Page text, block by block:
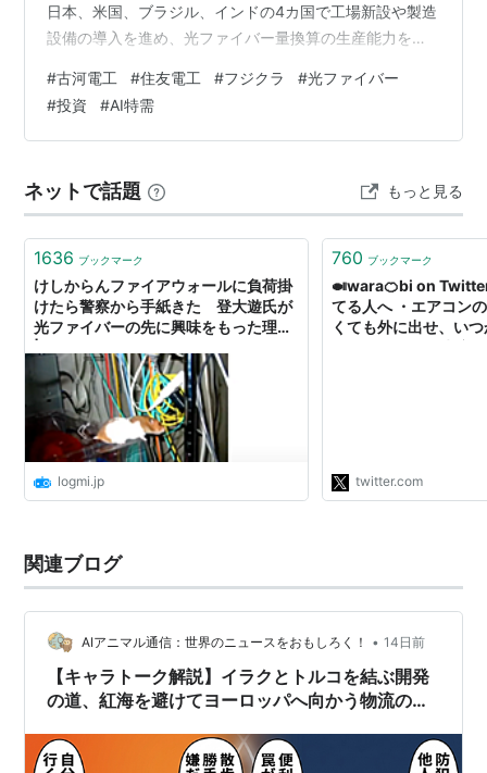
日本、米国、ブラジル、インドの4カ国で工場新設や製造
設備の導入を進め、光ファイバー量換算の生産能力を
度下期以降、順次稼働する計画です。 生成AIの普及で世
界中にデータセンターが建設されるなか、「AI関連銘柄
＝半導体」という構図だけでは説明できない設備投資が
って重要なのは「1,000億円」という金額だけではありま
せん。設備…
#古河電工 #住友電工 #フジクラ #光ファイバー
#投資 #AI特需
ネットで話題 もっと見る
1636 ブックマーク
けしからんファイアウォールに負荷掛
けたら警察から手紙きた 登大遊氏が
光ファイバーの先に興味をもった理由
logmi.jp
760 ブックマーク
🍛wara🍊bi on
てる人へ ・エアコン
くても外に出せ、い
twitter.com
関連ブログ
AIアニマル通信：世界のニュースをおもしろく！ • 14日前
【キャラトーク解説】イラクとトルコを結ぶ開発
の道、紅海を避けてヨーロッパへ向かう物流の裏